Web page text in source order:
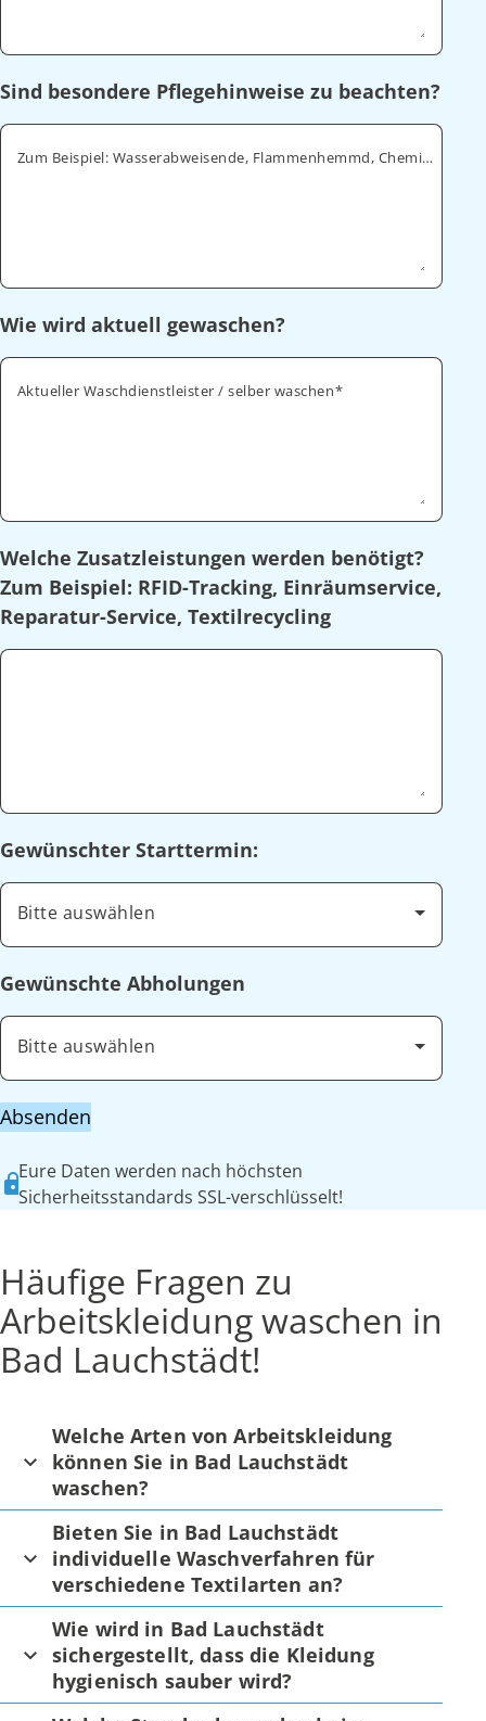
Sind besondere Pflegehinweise zu beachten?
Zum Beispiel: Wasserabweisende, Flammenhemmd, Chemikalienabweisende
Wie wird aktuell gewaschen?
Aktueller Waschdienstleister / selber waschen
Welche Zusatzleistungen werden benötigt?
Zum Beispiel: RFID-Tracking, Einräumservice,
Reparatur-Service, Textilrecycling
Gewünschter Starttermin:
Bitte auswählen
Gewünschte Abholungen
Bitte auswählen
Absenden
Eure Daten werden nach höchsten
Sicherheitsstandards SSL-verschlüsselt!
Häufige Fragen zu
Arbeitskleidung waschen in
Bad Lauchstädt!
Welche Arten von Arbeitskleidung
können Sie in Bad Lauchstädt
waschen?
Bieten Sie in Bad Lauchstädt
individuelle Waschverfahren für
verschiedene Textilarten an?
Wie wird in Bad Lauchstädt
sichergestellt, dass die Kleidung
hygienisch sauber wird?